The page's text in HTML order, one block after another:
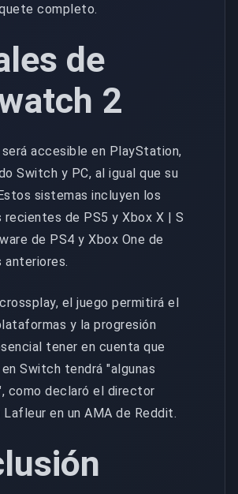
completo.
de
2
accesible en PlayStation,
Switch y PC, al igual que su
sistemas incluyen los
recientes de PS5 y Xbox X | S
de PS4 y Xbox One de
anteriores.
el juego permitirá el
y la progresión
tener en cuenta que
Switch tendrá "algunas
como declaró el director
en un AMA de Reddit.